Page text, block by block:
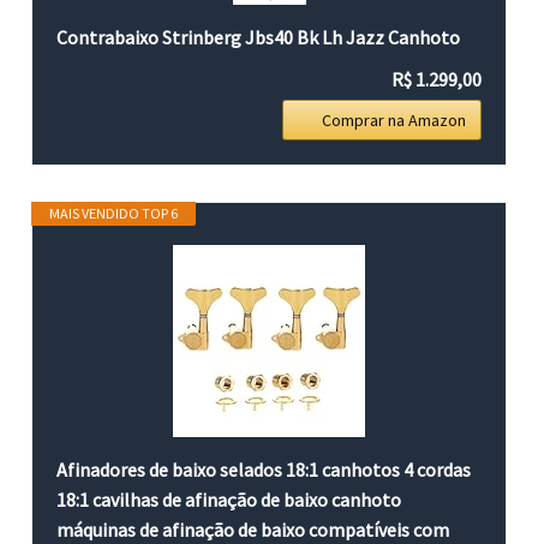
Contrabaixo Strinberg Jbs40 Bk Lh Jazz Canhoto
R$ 1.299,00
Comprar na Amazon
MAIS VENDIDO TOP 6
Afinadores de baixo selados 18:1 canhotos 4 cordas
18:1 cavilhas de afinação de baixo canhoto
máquinas de afinação de baixo compatíveis com